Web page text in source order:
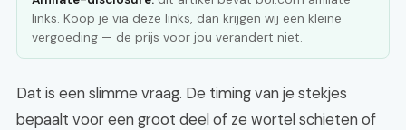
links. Koop je via deze links, dan krijgen wij een kleine
vergoeding — de prijs voor jou verandert niet.
Dat is een slimme vraag. De timing van je stekjes
bepaalt voor een groot deel of ze wortel schieten of